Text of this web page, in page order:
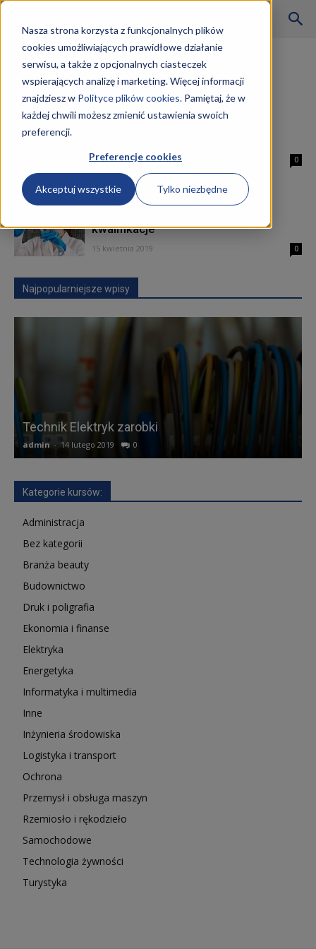
Nasza strona korzysta z funkcjonalnych plików
cookies umożliwiających prawidłowe działanie
serwisu, a także z opcjonalnych ciasteczek
wspierających analizę i marketing. Więcej informacji
znajdziesz w Polityce plików cookies.Pamiętaj, że w
każdej chwili możesz zmienić ustawienia swoich
preferencji.
Preferencje cookies
Akceptuj wszystkie Tylko niezbędne
Szkoły
Aktualności
Strona główna Tagi
Obsługa maszyn i urządzeń przemysłu
chemicznego
Tag: obsługa maszyn i urządzeń
przemysłu chemicznego
22 maja 2019 0
kwalifikacje
15 kwietnia 2019 0
Najpopularniejsze wpisy
Technik Elektryk zarobki
admin - 14 lutego 2019 0
Kategorie kursów:
Administracja
Bez kategorii
Branża beauty
Budownictwo
Druk i poligrafia
Ekonomia i finanse
Elektryka
Energetyka
Informatyka i multimedia
Inne
Inżynieria środowiska
Logistyka i transport
Ochrona
Przemysł i obsługa maszyn
Rzemiosło i rękodzieło
Samochodowe
Technologia żywności
Turystyka